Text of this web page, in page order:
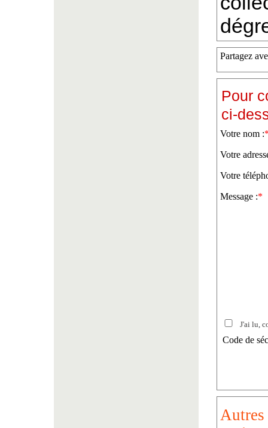
Partagez
Pour
ci-
Votre nom :
Votre
Votre
Message :*
J'ai lu,
Code de
Autres